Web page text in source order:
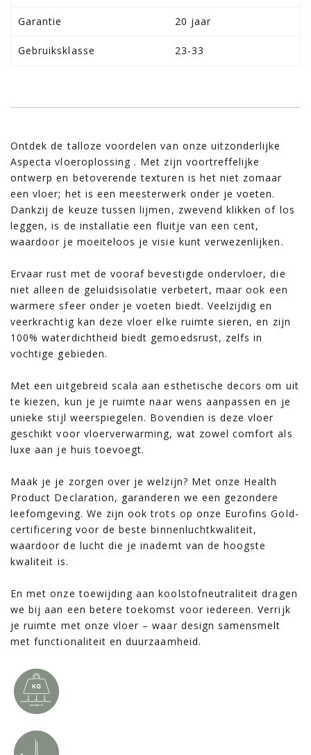
Garantie 20 jaar
Gebruiksklasse 23-33
Ontdek de talloze voordelen van onze uitzonderlijke
Aspecta vloeroplossing . Met zijn voortreffelijke
ontwerp en betoverende texturen is het niet zomaar
een vloer; het is een meesterwerk onder je voeten.
Dankzij de keuze tussen lijmen, zwevend klikken of los
leggen, is de installatie een fluitje van een cent,
waardoor je moeiteloos je visie kunt verwezenlijken.
Ervaar rust met de vooraf bevestigde ondervloer, die
niet alleen de geluidsisolatie verbetert, maar ook een
warmere sfeer onder je voeten biedt. Veelzijdig en
veerkrachtig kan deze vloer elke ruimte sieren, en zijn
100% waterdichtheid biedt gemoedsrust, zelfs in
vochtige gebieden.
Met een uitgebreid scala aan esthetische decors om uit
te kiezen, kun je je ruimte naar wens aanpassen en je
unieke stijl weerspiegelen. Bovendien is deze vloer
geschikt voor vloerverwarming, wat zowel comfort als
luxe aan je huis toevoegt.
Maak je je zorgen over je welzijn? Met onze Health
Product Declaration, garanderen we een gezondere
leefomgeving. We zijn ook trots op onze Eurofins Gold-
certificering voor de beste binnenluchtkwaliteit,
waardoor de lucht die je inademt van de hoogste
kwaliteit is.
En met onze toewijding aan koolstofneutraliteit dragen
we bij aan een betere toekomst voor iedereen. Verrijk
je ruimte met onze vloer – waar design samensmelt
met functionaliteit en duurzaamheid.